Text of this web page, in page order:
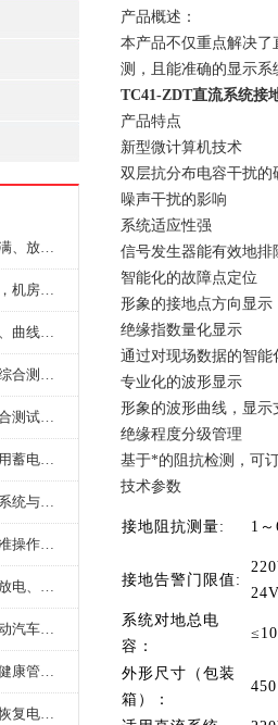
蓄电池整组充放电活化仪充不满、放不完怎么办？
蓄电池充放检一体机适用场景，机房基站变电站铅酸蓄电池维护检测应用
蓄电池充放检一体机数据采集、曲线分析与电池健康状态智能评估功能详解
蓄电池故障快速诊断：蓄电池综合测试仪判断落后电池的方法与标准
符合电力检测标准：蓄电池综合测试仪测试规范与精度校准方法详解
操作指南：如何安全高效地使用蓄电池智能活化仪？
蓄电池充放检一体机：在电力系统与储能设备中的创新应用，确保蓄电池性能与可靠性
蓄电池整组充放电活化仪的标准操作流程：从接线设置到充放电参数设定的安全规范
蓄电池充放检一体机：充电、放电、检测三功能集成设备
蓄电池整组充放电活化仪对电动汽车电池有帮助吗？
蓄电池充放检一体机：为电池健康管理提供一站式解决方案
智能蓄电池单体活化仪：高效恢复电池性能，延长蓄电池使用寿命
产品概述：
本产品不仅重点解决
测，且能准确的显示
TC41-ZDT直流系统接
产品特点
新型微计算机技术
双层抗分布电容干扰
噪声干扰的影响
系统适应性强
信号发生器能有效地
智能化的故障点定位
形象的接地点方向显
绝缘指数量化显示
通过对现场数据的智
专业化的波形显示
形象的波形曲线，显
绝缘程度分级管理
基于*的阻抗检测，可
技术参数
接地阻抗测量: 1
接地告警门限值:
系统对地总电
容：
外形尺寸（包装
箱）：